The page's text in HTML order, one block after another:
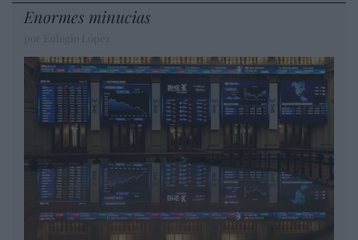
Enormes minucias